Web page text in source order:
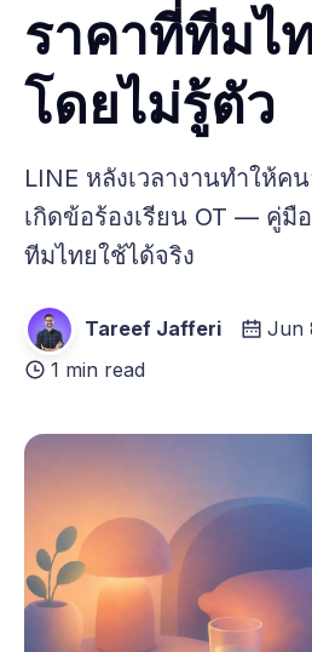
ราคาที่ทีมไ
โดยไม่รู้ตัว
LINE หลังเวลางานทำให้ค
เกิดข้อร้องเรียน OT — คู่มื
ทีมไทยใช้ได้จริง
Tareef Jafferi
Jun
1 min read